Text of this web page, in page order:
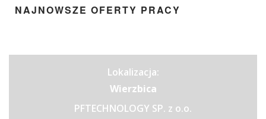
NAJNOWSZE OFERTY PRACY
Lokalizacja:
Wierzbica
PFTECHNOLOGY SP. z o.o.